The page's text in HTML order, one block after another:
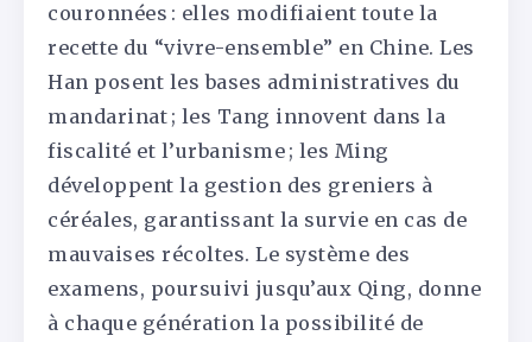
couronnées : elles modifiaient toute la
recette du “vivre-ensemble” en Chine. Les
Han posent les bases administratives du
mandarinat ; les Tang innovent dans la
fiscalité et l’urbanisme ; les Ming
développent la gestion des greniers à
céréales, garantissant la survie en cas de
mauvaises récoltes. Le système des
examens, poursuivi jusqu’aux Qing, donne
à chaque génération la possibilité de